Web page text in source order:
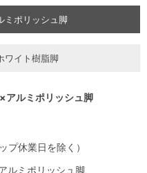
プ休業日を除く）
ルミポリッシュ脚
ミポリッシュ脚
ワイト樹脂脚
アルミポリッシュ脚